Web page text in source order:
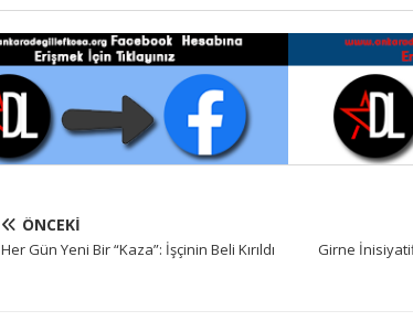
ÖNCEKI
Her Gün Yeni Bir “Kaza”: İşçinin Beli Kırıldı
Girne